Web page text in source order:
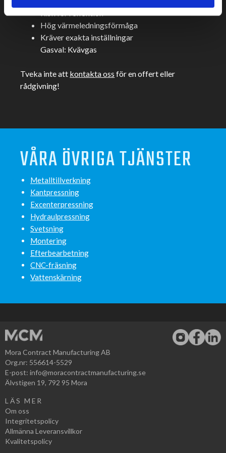
Risk för reflektion
Hög värmeledningsförmåga
Kräver exakta inställningar
Gasval: Kvävgas
Tveka inte att kontakta oss för en offert eller
rådgivning!
VÅRA ÖVRIGA TJÄNSTER
Metalltillverkning
Kantpressning
Excenterpressning
Hydraulpressning
Svetsning
Montering
Efterbearbetning
CNC-fräsning
Vattenskärning
Mora Contract Manufacturing AB
Org.nr: 556614-5529
E-post: info@moracontractmanufacturing.se
Älvstigen 19, 792 95 Mora
LÄS MER
Om oss
Integritetspolicy
Allmänna Leveransvillkor
Kvalitetspolicy